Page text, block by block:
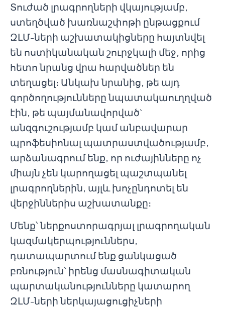
Տուժած լրագրողների վկայությամբ,
ստեղծված խառնաշփոթի ընթացքում
ԶԼՄ-ների աշխատակիցները հայտնվել
են ոստիկանական շուրջկալի մեջ, որից
հետո նրանց վրա հարվածներ են
տեղացել։ Անկախ նրանից, թե այդ
գործողությունները նպատակաուղղված
էին, թե պայմանավորված`
անզգուշությամբ կամ անբավարար
պրոֆեսիոնալ պատրաստվածությամբ,
արձանագրում ենք, որ ուժայինները ոչ
միայն չեն կարողացել պաշտպանել
լրագրողներին, այլև խոչընդոտել են
վերջիններիս աշխատանքը։
Մենք՝ ներքոստորագրյալ լրագրողական
կազմակերպություններս,
դատապարտում ենք ցանկացած
բռնություն՝ իրենց մասնագիտական
պարտականությունները կատարող
ԶԼՄ-ների ներկայացուցիչների